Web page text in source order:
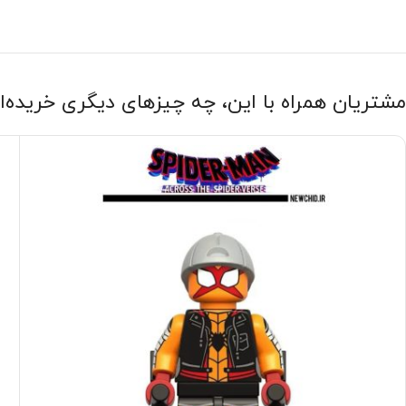
مشتریان همراه با این، چه چیزهای دیگری